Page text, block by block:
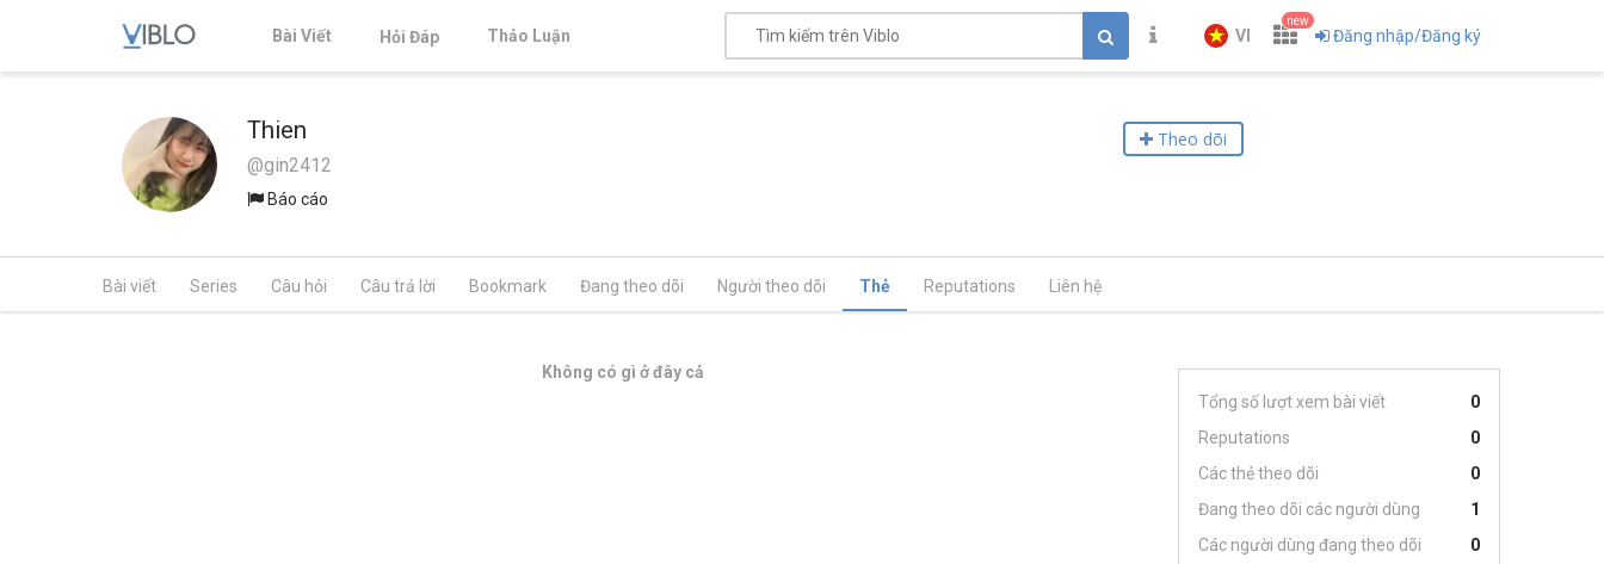
Bài Viết Hỏi Đáp Thảo Luận VI
new
Đăng nhập/Đăng ký
Thien
@gin2412
Báo cáo
Theo dõi
Bài viết Series Câu hỏi Câu trả lời Bookmark Đang theo dõi Người theo dõi Thẻ Reputations Liên hệ
Không có gì ở đây cả
Tổng số lượt xem bài viết
0
Reputations
0
Các thẻ theo dõi
0
Đang theo dõi các người dùng
1
Các người dùng đang theo dõi
0